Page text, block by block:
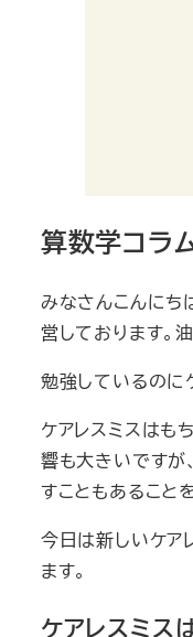
算数学コラ
みなさんこんに
営しております。
勉強しているのに
ケアレスミスはも
響も大きいですが
すこともあること
今日は新しいケア
ます。
ケアレスミス